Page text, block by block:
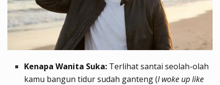
Kenapa Wanita Suka: Terlihat santai seolah-olah
kamu bangun tidur sudah ganteng (I woke up like